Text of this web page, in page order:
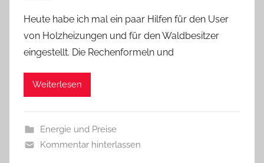
Heute habe ich mal ein paar Hilfen für den User
von Holzheizungen und für den Waldbesitzer
eingestellt. Die Rechenformeln und
Weiterlesen
Energie und Preise
Kommentar hinterlassen